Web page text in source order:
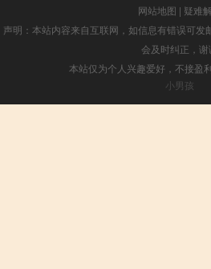
网站地图 | 疑难
声明：本站内容来自互联网，如信息有错误可
会及时纠正，谢
本站仅为个人兴趣爱好，不接盈
小男孩